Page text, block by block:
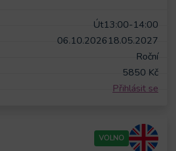
Út13:00-14:00
06.10.202618.05.2027
Roční
5850 Kč
Přihlásit se
VOLNO